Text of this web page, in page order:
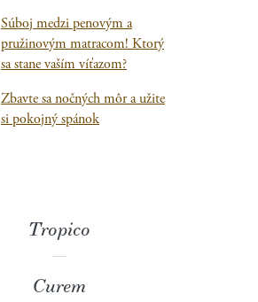
Súboj medzi penovým a
pružinovým matracom! Ktorý
sa stane vaším víťazom?
Zbavte sa nočných môr a užite
si pokojný spánok
Tropico
Curem